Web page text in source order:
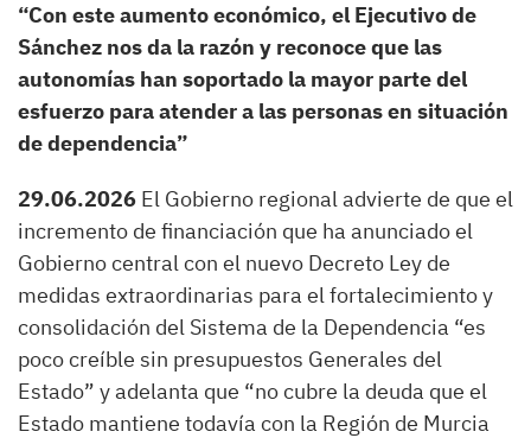
“Con este aumento económico, el Ejecutivo de
Sánchez nos da la razón y reconoce que las
autonomías han soportado la mayor parte del
esfuerzo para atender a las personas en situación
de dependencia”
29.06.2026 El Gobierno regional advierte de que el
incremento de financiación que ha anunciado el
Gobierno central con el nuevo Decreto Ley de
medidas extraordinarias para el fortalecimiento y
consolidación del Sistema de la Dependencia “es
poco creíble sin presupuestos Generales del
Estado” y adelanta que “no cubre la deuda que el
Estado mantiene todavía con la Región de Murcia